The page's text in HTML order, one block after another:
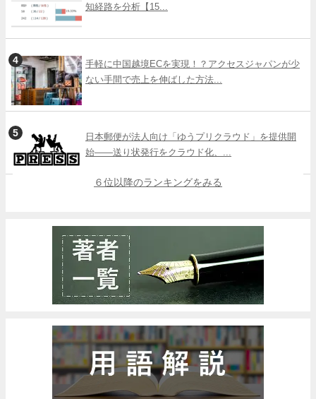
知経路を分析【15...
手軽に中国越境ECを実現！？アクセスジャパンが少
ない手間で売上を伸ばした方法...
日本郵便が法人向け「ゆうプリクラウド」を提供開
始――送り状発行をクラウド化、...
６位以降のランキングをみる